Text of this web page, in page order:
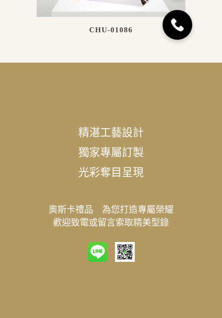
CHU-01086
精湛工藝設計
獨家專屬訂製
光彩奪目呈現
奧斯卡禮品 為您打造專屬榮耀
歡迎致電或留言索取精美型錄